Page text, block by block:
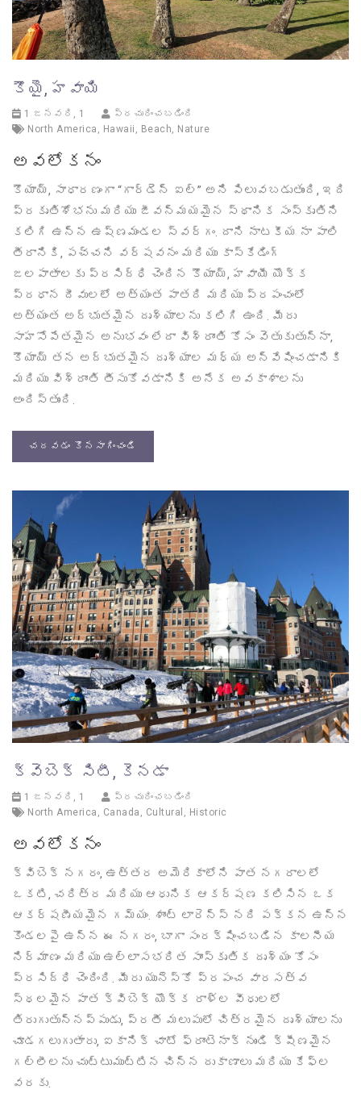
కౌయై, హవాయి
1 జనవరి, 1
ప్రచురించబడింది
North America
Hawaii Beach Nature
అవలోకనం
కౌయాయ్, సాధారణంగా “గార్డెన్ ఐల్” అని పిలువబడుతుంది, ఇది
ప్రకృతిశోభను మరియు జీవన్మయమైన స్థానిక సంస్కృతిని
కలిగి ఉన్న ఉష్ణమండల స్వర్గం. దాని నాటకీయ నా పాలి
తీరానికి, పచ్చని వర్షవనం మరియు కాస్కేడింగ్
జలపాతాలకు ప్రసిద్ధి చెందిన కౌయాయ్, హవాయీ యొక్క
ప్రధాన దీవులలో అత్యంత పాతది మరియు ప్రపంచంలో
అత్యంత అద్భుతమైన దృశ్యాలను కలిగి ఉంది. మీరు
సాహసోపేతమైన అనుభవం లేదా విశ్రాంతి కోసం వెతుకుతున్నా,
కౌయాయ్ తన అద్భుతమైన దృశ్యాల మధ్య అన్వేషించడానికి
మరియు విశ్రాంతి తీసుకోవడానికి అనేక అవకాశాలను
అందిస్తుంది.
చదవడం కొనసాగించండి
క్వెబెక్ సిటీ, కెనడా
1 జనవరి, 1
ప్రచురించబడింది
North America , Canada , Cultural , Historic
అవలోకనం
క్విబెక్ నగరం, ఉత్తర అమెరికాలోని పాత నగరాలలో
ఒకటి, చరిత్ర మరియు ఆధునిక ఆకర్షణ కలిసిన ఒక
ఆకర్షణీయమైన గమ్యం. శాంట్ లారెన్స్ నది పక్కన ఉన్న
కొండలపై ఉన్న ఈ నగరం, బాగా సంరక్షించబడిన కాలనీయ
నిర్మాణం మరియు ఉల్లాసభరిత సాంస్కృతిక దృశ్యం కోసం
ప్రసిద్ధి చెందింది. మీరు యునెస్కో ప్రపంచ వారసత్వ
స్థలమైన పాత క్విబెక్ యొక్క రాళ్ల వీధులలో
తిరుగుతున్నప్పుడు, ప్రతీ మలుపులో చిత్రమైన దృశ్యాలను
చూడగలుగుతారు, ఐకానిక్ చాటో ఫ్రాంటెనాక్ నుండి క్షీణమైన
గల్లీలను చుట్టుముట్టిన చిన్న దుకాణాలు మరియు కేఫ్‌ల
వరకు.